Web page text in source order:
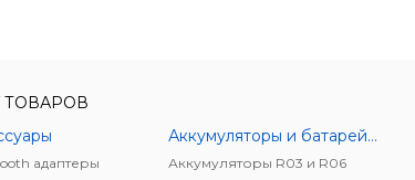
ТОВАРОВ
адаптеры
Аккумуляторы и батарейки
Аккумуляторы R03 и R06